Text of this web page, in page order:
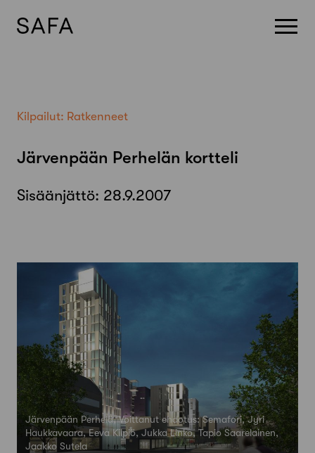
Kilpailut: Ratkenneet
Järvenpään Perhelän kortteli
Sisäänjättö: 28.9.2007
Järvenpään Perhelä, Voittanut ehdotus: Semafori, Jyri
Haukkavaara, Eeva Kilpiö, Jukka Linko, Tapio Saarelainen,
Jaakko Sutela